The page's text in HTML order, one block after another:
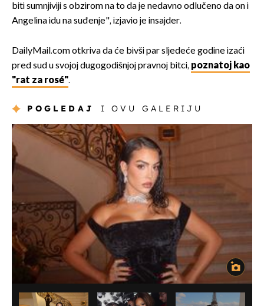
biti sumnjiviji s obzirom na to da je nedavno odlučeno da on i
Angelina idu na suđenje", izjavio je insajder.
DailyMail.com otkriva da će bivši par sljedeće godine izaći
pred sud u svojoj dugogodišnjoj pravnoj bitci, poznatoj kao
"rat za rosé".
POGLEDAJ I OVU GALERIJU